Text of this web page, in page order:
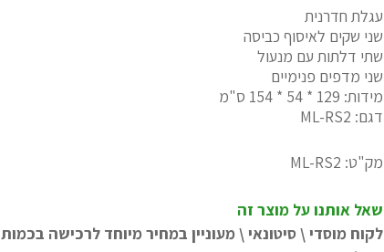
עגלת חדרנית
שני שקים לאיסוף כביסה
שתי דלתות עם מנעול
שני מדפים פנימיים
מידות: 129 * 54 * 154 ס"מ
דגם: ML-RS2
מק"ט: ML-RS2
שאל אותנו על מוצר זה
לקוח מוסדי \ סיטונאי \ מעוניין במחיר מיוחד לרכישה בכמות